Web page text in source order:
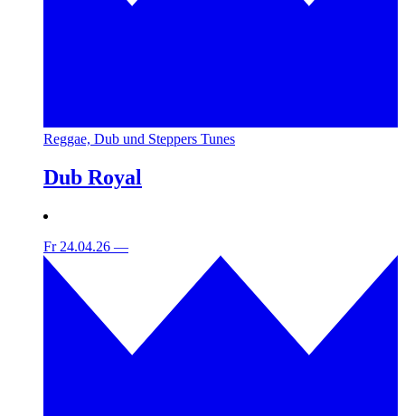
Reggae, Dub und Steppers Tunes
Dub Royal
Fr 24.04.26 —